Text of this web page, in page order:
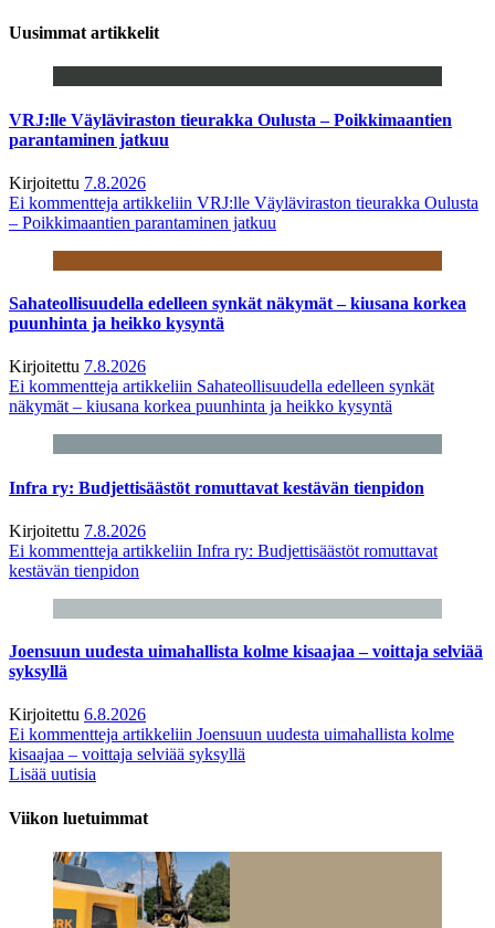
Uusimmat artikkelit
VRJ:lle Väyläviraston tieurakka Oulusta – Poikkimaantien
parantaminen jatkuu
Kirjoitettu 7.8.2026
Ei kommentteja artikkeliin VRJ:lle Väyläviraston tieurakka Oulusta
– Poikkimaantien parantaminen jatkuu
Sahateollisuudella edelleen synkät näkymät – kiusana korkea
puunhinta ja heikko kysyntä
Kirjoitettu 7.8.2026
Ei kommentteja artikkeliin Sahateollisuudella edelleen synkät
näkymät – kiusana korkea puunhinta ja heikko kysyntä
Infra ry: Budjettisäästöt romuttavat kestävän tienpidon
Kirjoitettu 7.8.2026
Ei kommentteja artikkeliin Infra ry: Budjettisäästöt romuttavat
kestävän tienpidon
Joensuun uudesta uimahallista kolme kisaajaa – voittaja selviää
syksyllä
Kirjoitettu 6.8.2026
Ei kommentteja artikkeliin Joensuun uudesta uimahallista kolme
kisaajaa – voittaja selviää syksyllä
Lisää uutisia
Viikon luetuimmat